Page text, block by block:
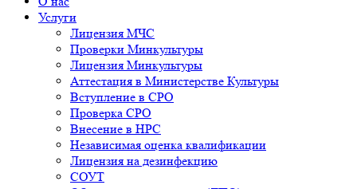
Услуги
Лицензия МЧС
Проверки Минкультуры
Лицензия Минкультуры
Аттестация в Министерстве Культуры
Вступление в СРО
Проверка СРО
Внесение в НРС
Независимая оценка квалификации
Лицензия на дезинфекцию
СОУТ